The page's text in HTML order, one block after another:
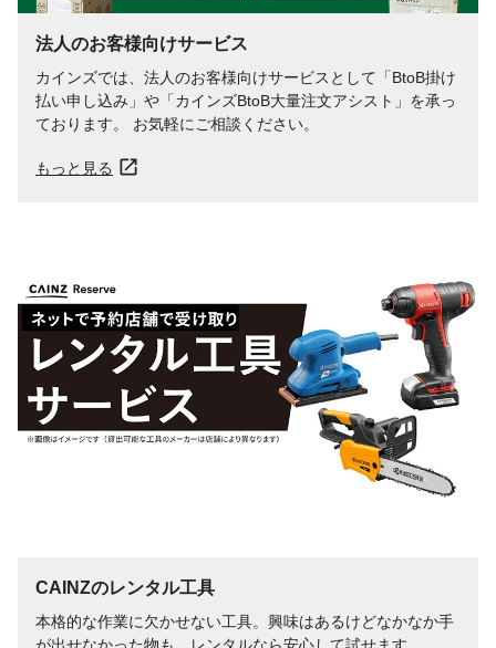
法人のお客様向けサービス
カインズでは、法人のお客様向けサービスとして「BtoB掛け
払い申し込み」や「カインズBtoB大量注文アシスト」を承っ
ております。 お気軽にご相談ください。
もっと見る
CAINZのレンタル工具
本格的な作業に欠かせない工具。興味はあるけどなかなか手